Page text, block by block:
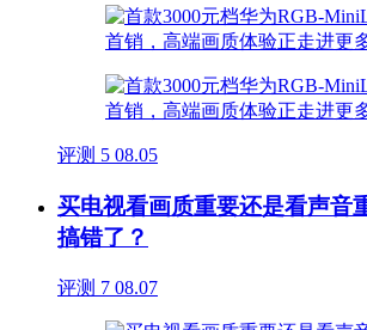
评测 5 08.05
买电视看画质重要还是看声音
搞错了？
评测 7 08.07